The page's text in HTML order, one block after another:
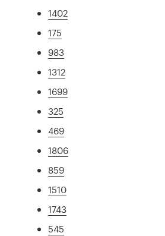
1402
175
983
1312
1699
325
469
1806
859
1510
1743
545